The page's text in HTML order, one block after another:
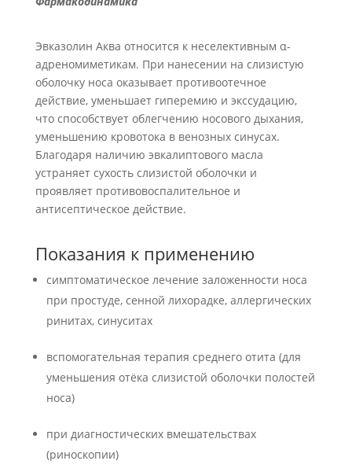
Эвказолин Аква относится к неселективным α-
адреномиметикам. При нанесении на слизистую
оболочку носа оказывает противоотечное
действие, уменьшает гиперемию и экссудацию,
что способствует облегчению носового дыхания,
уменьшению кровотока в венозных синусах.
Благодаря наличию эвкалиптового масла
устраняет сухость слизистой оболочки и
проявляет противовоспалительное и
антисептическое действие.
Показания к применению
симптоматическое лечение заложенности носа
при простуде, сенной лихорадке, аллергических
ринитах, синуситах
вспомогательная терапия среднего отита (для
уменьшения отёка слизистой оболочки полостей
носа)
при диагностических вмешательствах
(риноскопии)